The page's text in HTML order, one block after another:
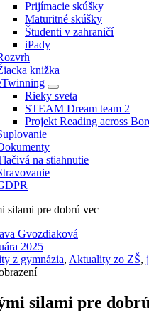
Prijímacie skúšky
Maturitné skúšky
Študenti v zahraničí
iPady
knižka
Rieky sveta
STEAM Dream team 2
Projekt Reading across
na stiahnutie
Gvozdiaková
2025
z gymnázia, Aktuality zo ZŠ,
silami pre